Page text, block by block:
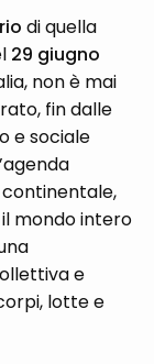
di quella
29 giugno
non è mai
fin dalle
e sociale
mondo intero
e
lotte e